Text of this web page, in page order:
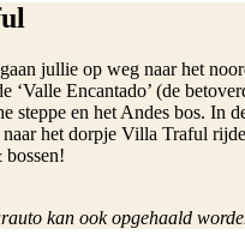
jullie op weg naar het
Encantado’ (de
steppe en het Andes bos.
het dorpje Villa Traful
kan ook opgehaald